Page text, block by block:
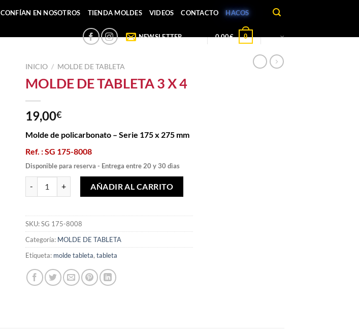
CONFÍAN EN NOSOTROS TIENDA MOLDES VIDEOS CONTACTO HACOS
NEWSLETTER 0,00€ 0
INICIO / MOLDE DE TABLETA
MOLDE DE TABLETA 3 X 4
19,00€
Molde de policarbonato – Serie 175 x 275 mm
Ref. : SG 175-8008
Disponible para reserva - Entrega entre 20 y 30 dìas
MOLDE DE TABLETA 3 X 4 cantidad
AÑADIR AL CARRITO
SKU:SG 175-8008
Categoría: MOLDE DE TABLETA
Etiqueta: molde tableta, tableta